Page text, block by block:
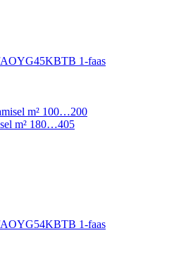
1-faas
m² 100…200
m² 180…405
1-faas